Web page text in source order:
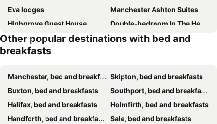
Eva lodges
Manchester Ashton Suites
Highgrove Guest House
Double-bedroom In The Heart Of Salford Manchester Perfect For Short Stays
Private Guesthouse
Kings Lodge
Poshval
Other popular destinations with bed and
breakfasts
Manchester, bed and breakfasts
Skipton, bed and breakfasts
Buxton, bed and breakfasts
Southport, bed and breakfasts
Halifax, bed and breakfasts
Holmfirth, bed and breakfasts
Handforth, bed and breakfasts
Sale, bed and breakfasts